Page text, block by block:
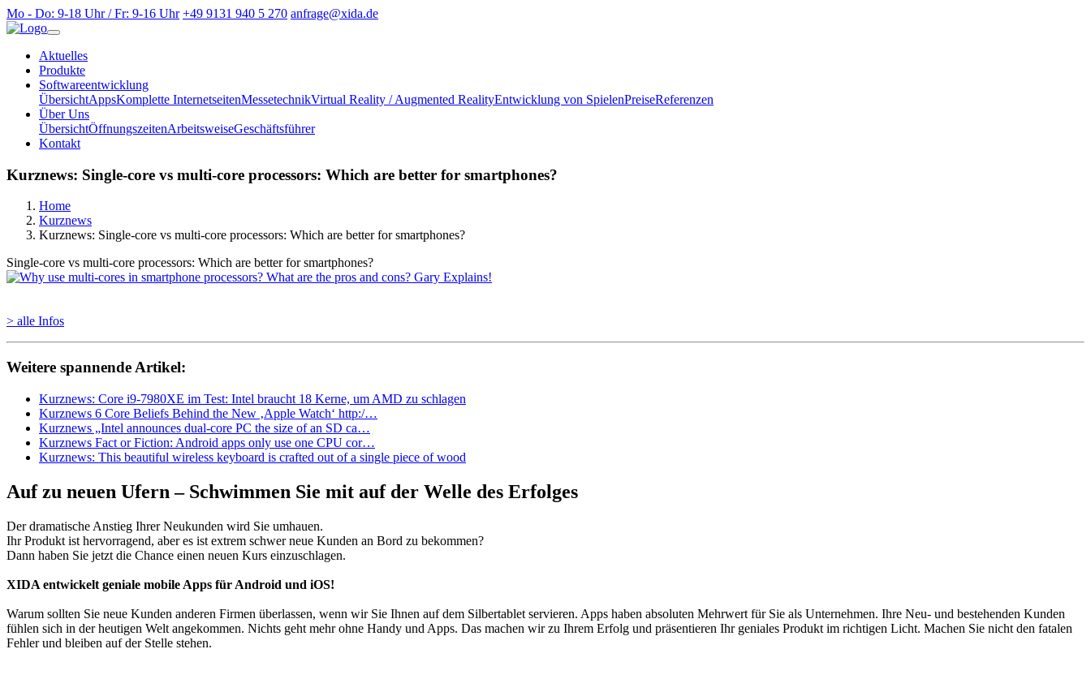
Mo - Do: 9-18 Uhr / Fr: 9-16 Uhr +49 9131 940 5 270 anfrage@xida.de
Aktuelles
Produkte
Softwareentwicklung
ÜbersichtAppsKomplette InternetseitenMessetechnikVirtual Reality / Augmented RealityEntwicklung von SpielenPreiseReferenzen
Über Uns
ÜbersichtÖffnungszeitenArbeitsweiseGeschäftsführer
Kontakt
Kurznews: Single-core vs multi-core processors: Which are better for smartphones?
Home
Kurznews
Kurznews: Single-core vs multi-core processors: Which are better for smartphones?
Single-core vs multi-core processors: Which are better for smartphones?
> alle Infos
Weitere spannende Artikel:
Kurznews: Core i9-7980XE im Test: Intel braucht 18 Kerne, um AMD zu schlagen
Kurznews 6 Core Beliefs Behind the New ‚Apple Watch‘ http:/…
Kurznews „Intel announces dual-core PC the size of an SD ca…
Kurznews Fact or Fiction: Android apps only use one CPU cor…
Kurznews: This beautiful wireless keyboard is crafted out of a single piece of wood
Auf zu neuen Ufern – Schwimmen Sie mit auf der Welle des Erfolges
Der dramatische Anstieg Ihrer Neukunden wird Sie umhauen.
Ihr Produkt ist hervorragend, aber es ist extrem schwer neue Kunden an Bord zu bekommen?
Dann haben Sie jetzt die Chance einen neuen Kurs einzuschlagen.
XIDA entwickelt geniale mobile Apps für Android und iOS!
Warum sollten Sie neue Kunden anderen Firmen überlassen, wenn wir Sie Ihnen auf dem Silbertablet servieren. Apps haben absoluten Mehrwert für Sie als Unternehmen. Ihre Neu- und bestehenden Kunden
fühlen sich in der heutigen Welt angekommen. Nichts geht mehr ohne Handy und Apps. Das machen wir zu Ihrem Erfolg und präsentieren Ihr geniales Produkt im richtigen Licht. Machen Sie nicht den fatalen
Fehler und bleiben auf der Stelle stehen.